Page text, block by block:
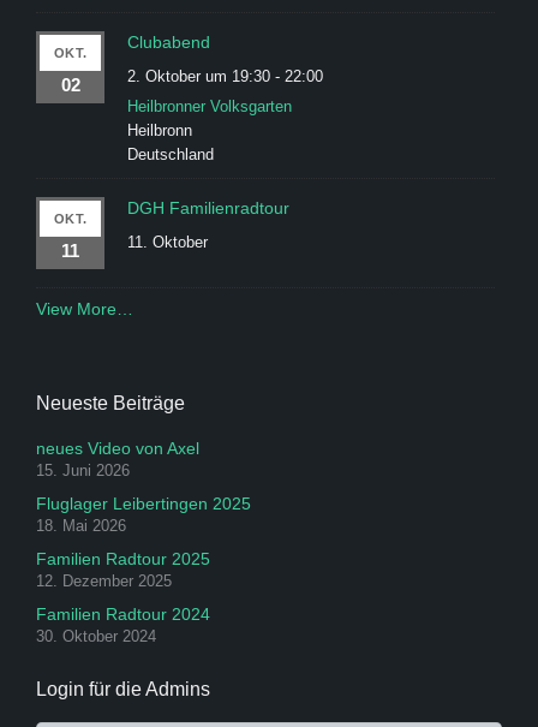
OKT.
02
Clubabend
2. Oktober um 19:30 -22:00
Heilbronner Volksgarten
Heilbronn
Deutschland
OKT.
11
DGH Familienradtour
11. Oktober
View More…
Neueste Beiträge
neues Video von Axel
15. Juni 2026
Fluglager Leibertingen 2025
18. Mai 2026
Familien Radtour 2025
12. Dezember 2025
Familien Radtour 2024
30. Oktober 2024
Login für die Admins